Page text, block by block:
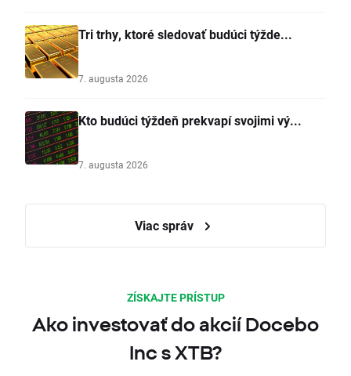
Tri trhy, ktoré sledovať budúci týžde...
7. augusta 2026
Kto budúci týždeň prekvapí svojimi vý...
7. augusta 2026
Viac správ
ZÍSKAJTE PRÍSTUP
Ako investovať do akcií Docebo
Inc s XTB?